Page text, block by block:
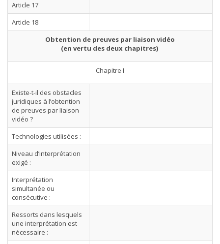
Article 17
Article 18
Obtention de preuves par liaison vidéo
(en vertu des deux chapitres)
Chapitre I
Existe-t-il des obstacles
juridiques à l’obtention
de preuves par liaison
vidéo ?
Technologies utilisées :
Niveau d’interprétation
exigé :
Interprétation
simultanée ou
consécutive :
Ressorts dans lesquels
une interprétation est
nécessaire :